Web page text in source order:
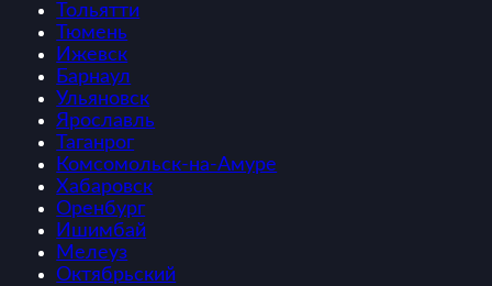
Тольятти
Тюмень
Ижевск
Барнаул
Ульяновск
Ярославль
Таганрог
Комсомольск-на-Амуре
Хабаровск
Оренбург
Ишимбай
Мелеуз
Октябрьский